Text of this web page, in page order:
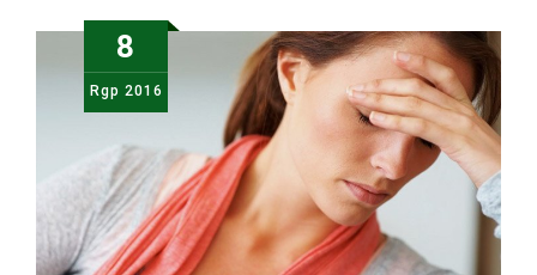
8
Rgp 2016